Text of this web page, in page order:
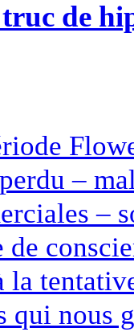
de
–
–
de
la
qui nous